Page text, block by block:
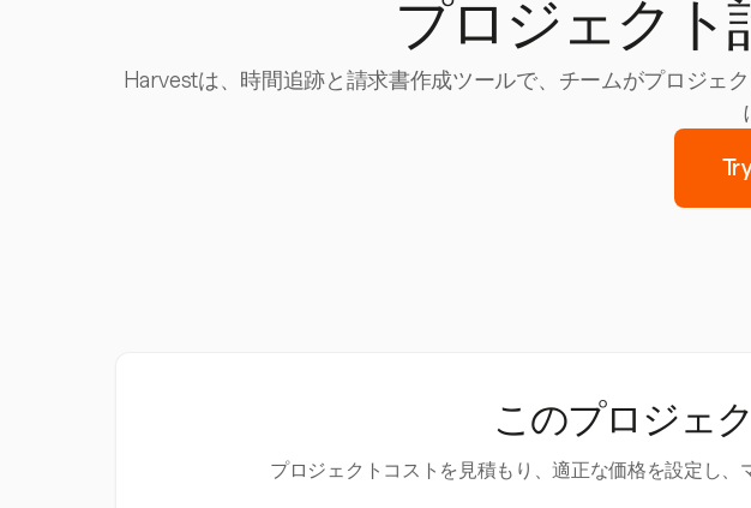
プロジェクト
Harvestは、時間追跡と請求書作成ツールで、チームがプロジェ
このプロジェ
プロジェクトコストを見積もり、適正な価格を設定し、